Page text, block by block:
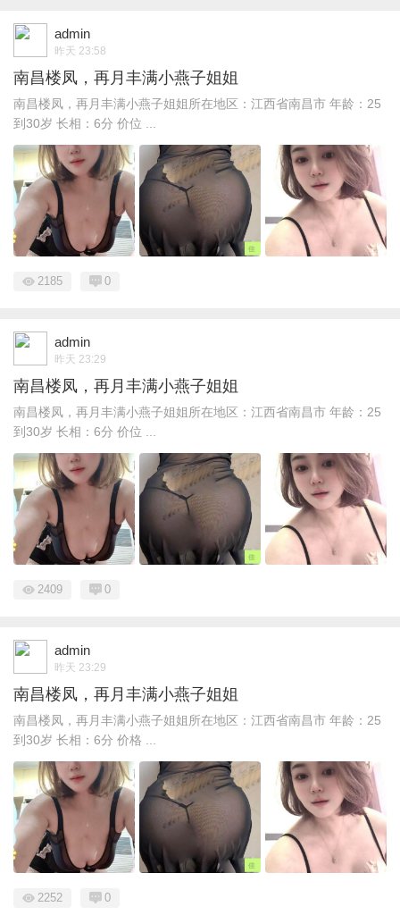
admin
昨天 23:58
南昌楼凤，再月丰满小燕子姐姐
南昌楼凤，再月丰满小燕子姐姐所在地区：江西省南昌市 年龄：25
到30岁 长相：6分 价位 ...
2185 0
admin
昨天 23:29
南昌楼凤，再月丰满小燕子姐姐
南昌楼凤，再月丰满小燕子姐姐所在地区：江西省南昌市 年龄：25
到30岁 长相：6分 价位 ...
2409 0
admin
昨天 23:29
南昌楼凤，再月丰满小燕子姐姐
南昌楼凤，再月丰满小燕子姐姐所在地区：江西省南昌市 年龄：25
到30岁 长相：6分 价格 ...
2252 0